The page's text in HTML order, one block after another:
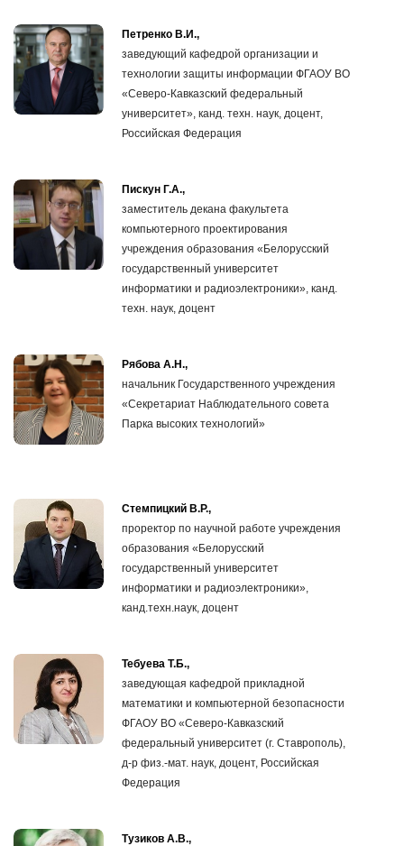
Петренко В.И.,
заведующий кафедрой организации и
технологии защиты информации ФГАОУ ВО
«Северо-Кавказский федеральный
университет», канд. техн. наук, доцент,
Российская Федерация
Пискун Г.А.,
заместитель декана факультета
компьютерного проектирования
учреждения образования «Белорусский
государственный университет
информатики и радиоэлектроники», канд.
техн. наук, доцент
Рябова А.Н.,
начальник Государственного учреждения
«Секретариат Наблюдательного совета
Парка высоких технологий»
Стемпицкий В.Р.,
проректор по научной работе учреждения
образования «Белорусский
государственный университет
информатики и радиоэлектроники»,
канд.техн.наук, доцент
Тебуева Т.Б.,
заведующая кафедрой прикладной
математики и компьютерной безопасности
ФГАОУ ВО «Северо-Кавказский
федеральный университет (г. Ставрополь),
д-р физ.-мат. наук, доцент, Российская
Федерация
Тузиков А.В.,